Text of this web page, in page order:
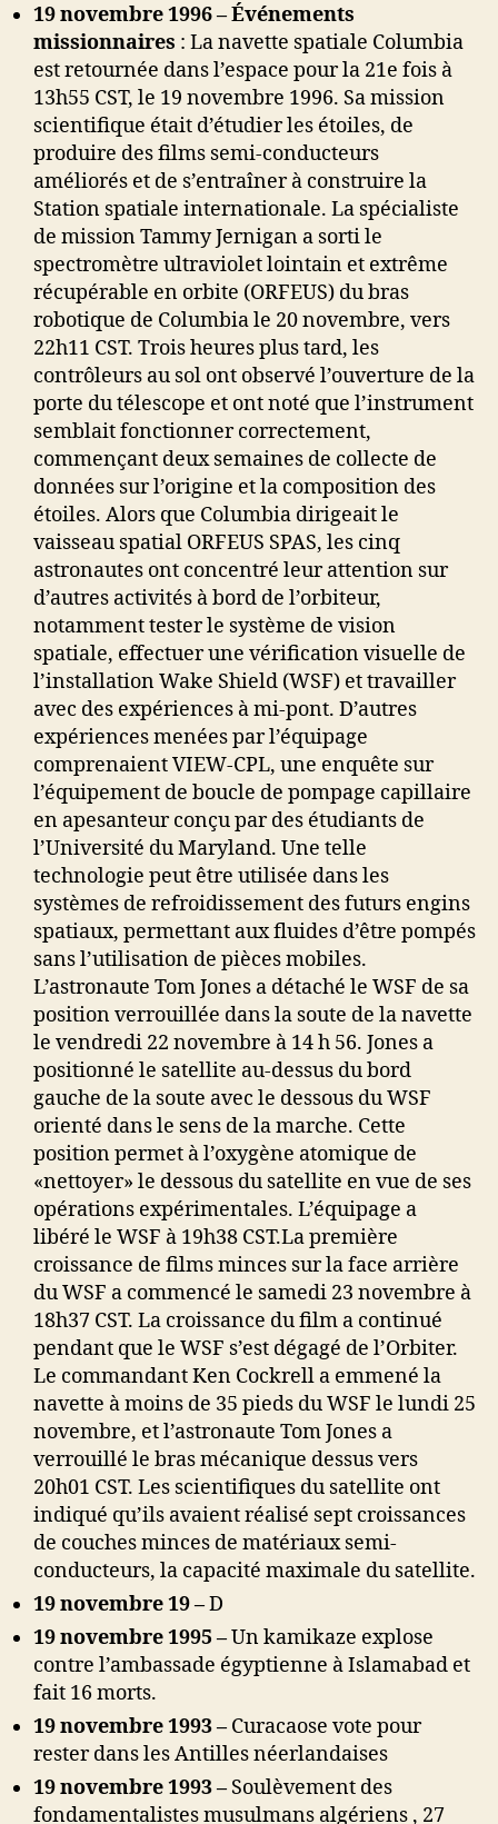
19 novembre 1996 – Événements
missionnaires : La navette spatiale Columbia
est retournée dans l’espace pour la 21e fois à
13h55 CST, le 19 novembre 1996. Sa mission
scientifique était d’étudier les étoiles, de
produire des films semi-conducteurs
améliorés et de s’entraîner à construire la
Station spatiale internationale. La spécialiste
de mission Tammy Jernigan a sorti le
spectromètre ultraviolet lointain et extrême
récupérable en orbite (ORFEUS) du bras
robotique de Columbia le 20 novembre, vers
22h11 CST. Trois heures plus tard, les
contrôleurs au sol ont observé l’ouverture de la
porte du télescope et ont noté que l’instrument
semblait fonctionner correctement,
commençant deux semaines de collecte de
données sur l’origine et la composition des
étoiles. Alors que Columbia dirigeait le
vaisseau spatial ORFEUS SPAS, les cinq
astronautes ont concentré leur attention sur
d’autres activités à bord de l’orbiteur,
notamment tester le système de vision
spatiale, effectuer une vérification visuelle de
l’installation Wake Shield (WSF) et travailler
avec des expériences à mi-pont. D’autres
expériences menées par l’équipage
comprenaient VIEW-CPL, une enquête sur
l’équipement de boucle de pompage capillaire
en apesanteur conçu par des étudiants de
l’Université du Maryland. Une telle
technologie peut être utilisée dans les
systèmes de refroidissement des futurs engins
spatiaux, permettant aux fluides d’être pompés
sans l’utilisation de pièces mobiles.
L’astronaute Tom Jones a détaché le WSF de sa
position verrouillée dans la soute de la navette
le vendredi 22 novembre à 14 h 56. Jones a
positionné le satellite au-dessus du bord
gauche de la soute avec le dessous du WSF
orienté dans le sens de la marche. Cette
position permet à l’oxygène atomique de
«nettoyer» le dessous du satellite en vue de ses
opérations expérimentales. L’équipage a
libéré le WSF à 19h38 CST.La première
croissance de films minces sur la face arrière
du WSF a ​​commencé le samedi 23 novembre à
18h37 CST. La croissance du film a continué
pendant que le WSF s’est dégagé de l’Orbiter.
Le commandant Ken Cockrell a emmené la
navette à moins de 35 pieds du WSF le lundi 25
novembre, et l’astronaute Tom Jones a
verrouillé le bras mécanique dessus vers
20h01 CST. Les scientifiques du satellite ont
indiqué qu’ils avaient réalisé sept croissances
de couches minces de matériaux semi-
conducteurs, la capacité maximale du satellite.
19 novembre 19 –D
19 novembre 1995 –Un kamikaze explose
contre l’ambassade égyptienne à Islamabad et
fait 16 morts.
19 novembre 1993 – Curacaose vote pour
rester dans les Antilles néerlandaises
19 novembre 1993 – Soulèvement des
fondamentalistes musulmans algériens , 27